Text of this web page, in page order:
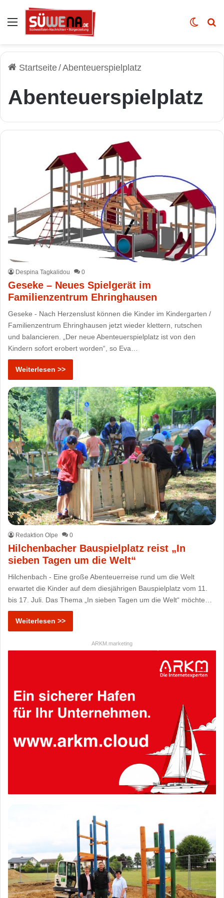
Auswahl Skin
Startseite/Abenteuerspielplatz
Abenteuerspielplatz
Despina Tagkalidou 0
Geseke – Neues Spielgerät im
Familienzentrum Ehringhausen
Geseke - Nach Herzenslust können die Kinder im Kindergarten /
Familienzentrum Ehringhausen jetzt wieder klettern, rutschen
und balancieren. „Der neue Abenteuerspielplatz ist von den
Kindern sofort erobert worden“, so Eva…
Weiterlesen >>
Redaktion Olpe 0
Hilchenbacher Bauspielplatz reist „In
sieben Tagen um die Welt“
Hilchenbach - Eine große Abenteuerreise rund um die Welt
erwartet die Kinder auf dem diesjährigen Bauspielplatz vom 11.
bis 17. Juli. Das Thema „In sieben Tagen um die Welt“ möchte…
Weiterlesen >>
ARKM.marketing